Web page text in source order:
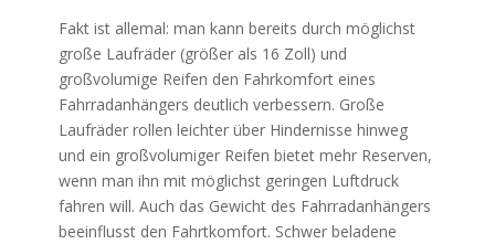
Fakt ist allemal: man kann bereits durch möglichst
große Laufräder (größer als 16 Zoll) und
großvolumige Reifen den Fahrkomfort eines
Fahrradanhängers deutlich verbessern. Große
Laufräder rollen leichter über Hindernisse hinweg
und ein großvolumiger Reifen bietet mehr Reserven,
wenn man ihn mit möglichst geringen Luftdruck
fahren will. Auch das Gewicht des Fahrradanhängers
beeinflusst den Fahrtkomfort. Schwer beladene